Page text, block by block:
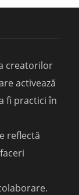
creatorilor
activează
fi practici în
reflectă